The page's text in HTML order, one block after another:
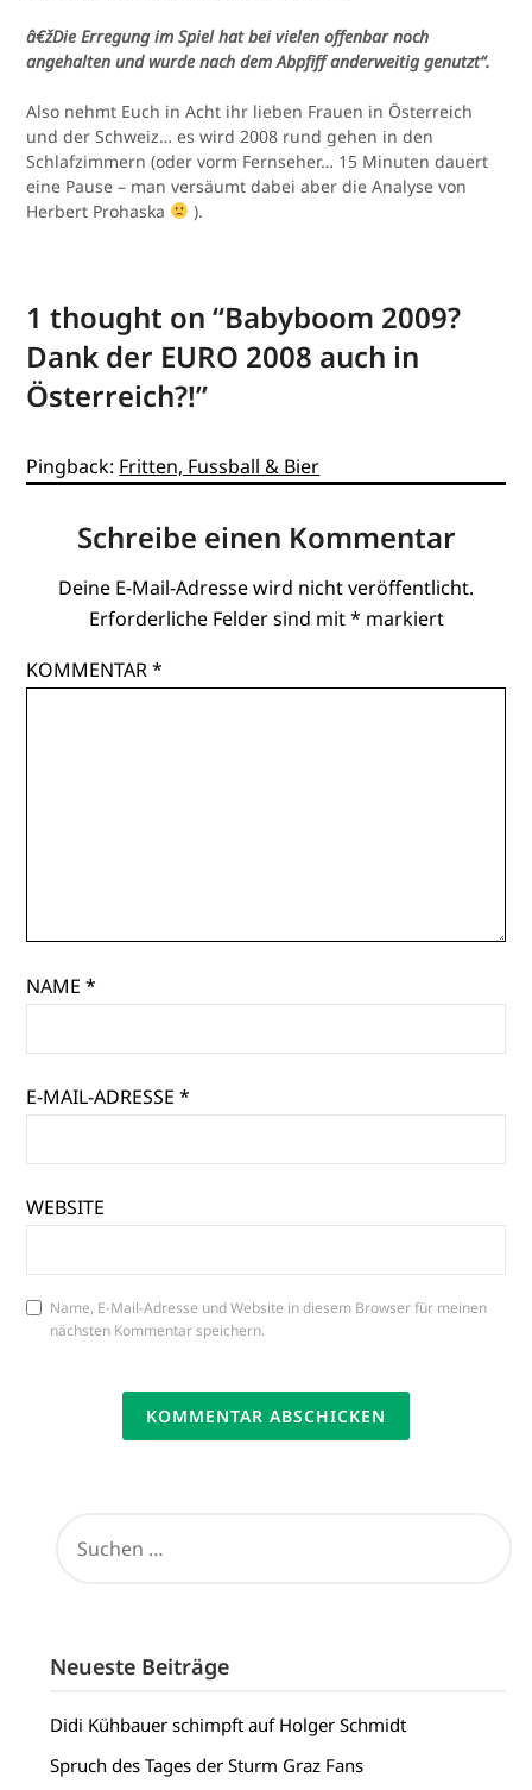
â€žDie Erregung im Spiel hat bei vielen offenbar noch
angehalten und wurde nach dem Abpfiff anderweitig genutzt“.
Also nehmt Euch in Acht ihr lieben Frauen in Österreich
und der Schweiz… es wird 2008 rund gehen in den
Schlafzimmern (oder vorm Fernseher… 15 Minuten dauert
eine Pause – man versäumt dabei aber die Analyse von
Herbert Prohaska
).
1 thought on “Babyboom 2009?
Dank der EURO 2008 auch in
Österreich?!”
Pingback: Fritten, Fussball & Bier
Schreibe einen Kommentar
Deine E-Mail-Adresse wird nicht veröffentlicht.
Erforderliche Felder sind mit* markiert
KOMMENTAR*
NAME*
E-MAIL-ADRESSE*
WEBSITE
Name, E-Mail-Adresse und Website in diesem Browser für meinen
nächsten Kommentar speichern.
NACH:
Neueste Beiträge
Didi Kühbauer schimpft auf Holger Schmidt
Spruch des Tages der Sturm Graz Fans